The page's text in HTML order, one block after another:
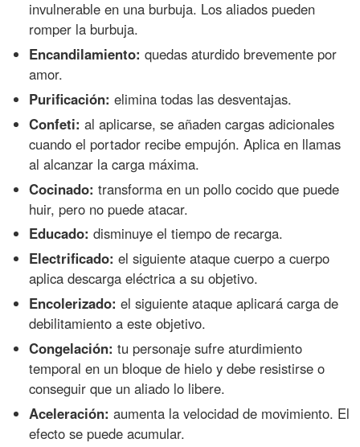
invulnerable en una burbuja. Los aliados pueden
romper la burbuja.
Encandilamiento: quedas aturdido brevemente por
amor.
Purificación: elimina todas las desventajas.
Confeti: al aplicarse, se añaden cargas adicionales
cuando el portador recibe empujón. Aplica en llamas
al alcanzar la carga máxima.
Cocinado: transforma en un pollo cocido que puede
huir, pero no puede atacar.
Educado: disminuye el tiempo de recarga.
Electrificado: el siguiente ataque cuerpo a cuerpo
aplica descarga eléctrica a su objetivo.
Encolerizado: el siguiente ataque aplicará carga de
debilitamiento a este objetivo.
Congelación: tu personaje sufre aturdimiento
temporal en un bloque de hielo y debe resistirse o
conseguir que un aliado lo libere.
Aceleración: aumenta la velocidad de movimiento. El
efecto se puede acumular.